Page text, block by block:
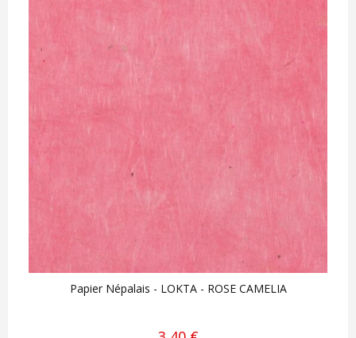
Papier Népalais - LOKTA - ROSE CAMELIA